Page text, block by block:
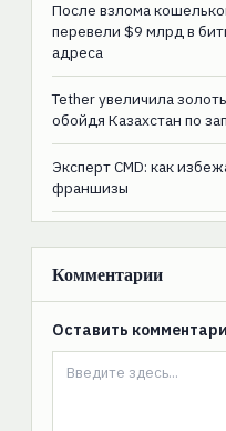
После взлома
перевели $9 млрд в
адреса
Tether увеличила
обойдя Казахстан по
Эксперт CMD: как
франшизы
Комментарии
Оставить